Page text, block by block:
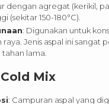
dengan agregat (kerikil,
(sekitar 150-180°C).
: Digunakan untuk
raya. Jenis aspal ini sangat
lama.
Mix
: Campuran aspal yang